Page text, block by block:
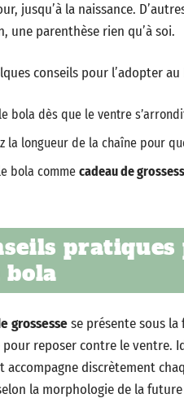
jusqu’à la naissance.
une parenthèse rien qu’à soi.
conseils pour l’adopter
bola dès que le ventre
la longueur de la chaîne pour
bola comme cadeau de
bola
grossessese présente sous
reposer contre le ventre.
discrètement
la morphologie de la